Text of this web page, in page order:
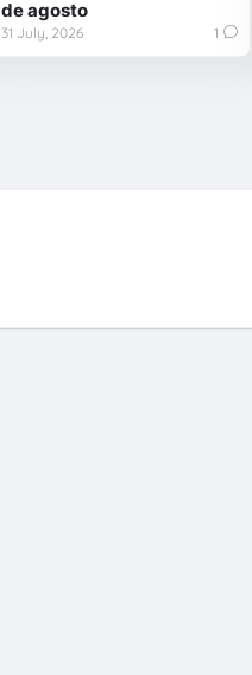
de agosto
31 July, 2026 1